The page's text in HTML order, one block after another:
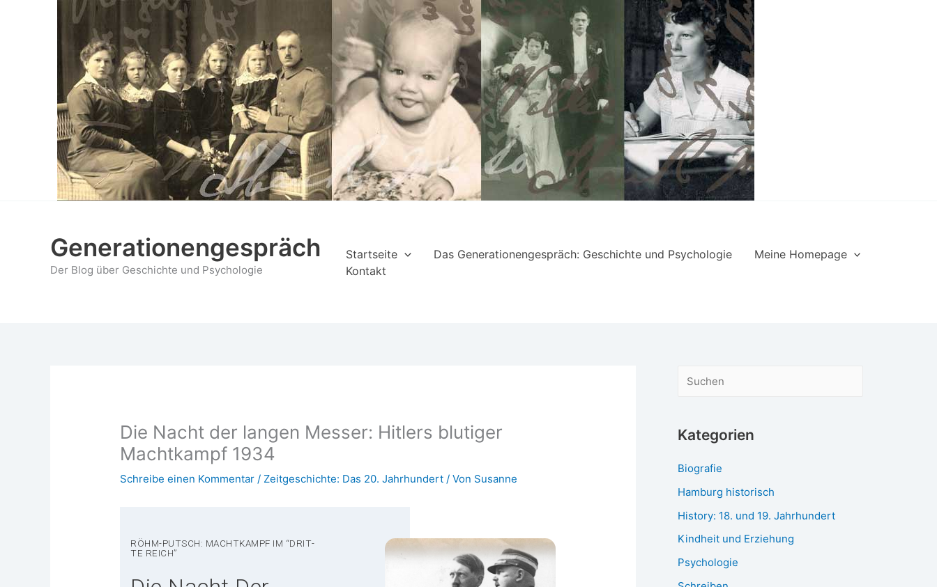
Generationengespräch
Der Blog über Geschichte und Psychologie
Startseite Das Generationengespräch: Geschichte und Psychologie
Meine Homepage
Kontakt
Die Nacht der langen Messer: Hitlers blutiger
Machtkampf 1934
Schreibe einen Kommentar /Zeitgeschichte: Das 20. Jahrhundert / Von Susanne
RÖHM-PUTSCH: MACHT­KAMPF IM “DRIT­
TE REICH”
h
Kategorien
Biografie
Hamburg historisch
History: 18. und 19. Jahrhundert
Kindheit und Erziehung
Psychologie